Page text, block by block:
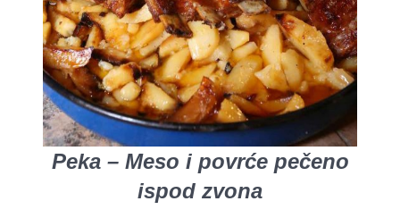
Peka – Meso i povrće pečeno
ispod zvona